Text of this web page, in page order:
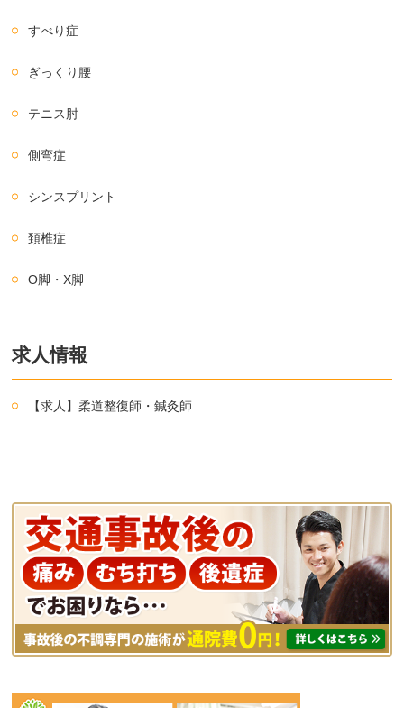
すべり症
ぎっくり腰
テニス肘
側弯症
シンスプリント
頚椎症
O脚・X脚
求人情報
【求人】柔道整復師・鍼灸師